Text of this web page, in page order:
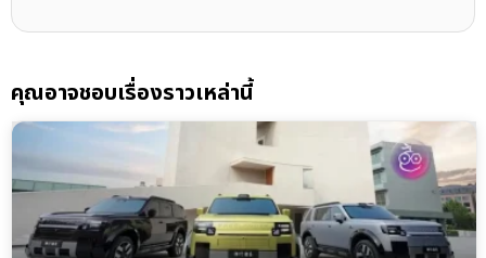
คุณอาจชอบเรื่องราวเหล่านี้